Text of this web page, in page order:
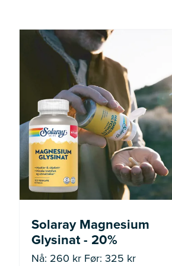
Solaray Magnesium
Glysinat - 20%
Nå: 260 kr Før: 325 kr
Nå: 260 kr Før: 325 kr